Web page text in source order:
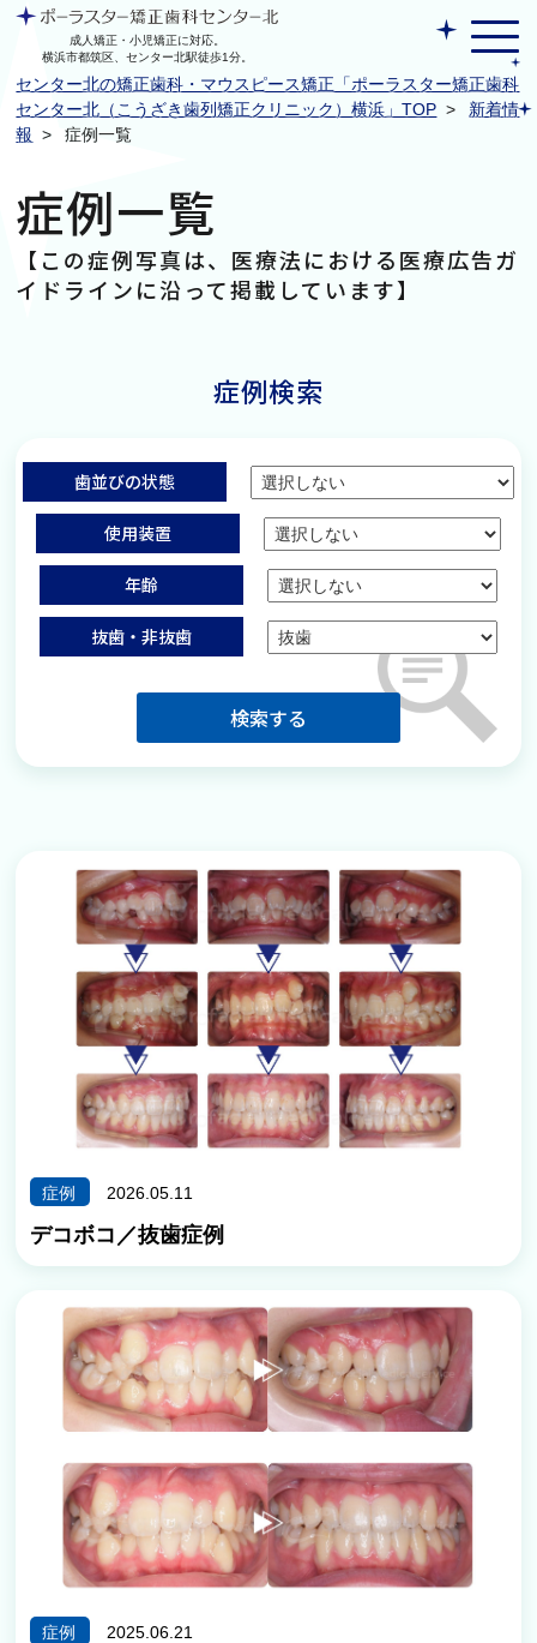
症
成人矯正・小児矯正に対応。
横浜市都筑区、センター北駅徒歩1分。
センター北の矯正歯科・マウスピース矯正「ポーラスター矯正歯科
センター北（こうざき歯列矯正クリニック）横浜」TOP >
新着情
報 > 症例一覧
症例一覧
【この症例写真は、医療法における医療広告ガ
イドラインに沿って掲載しています】
症例検索
歯並びの状態
使用装置
年齢
抜歯・非抜歯
症例 2026.05.11
デコボコ／抜歯症例
症例 2025.06.21